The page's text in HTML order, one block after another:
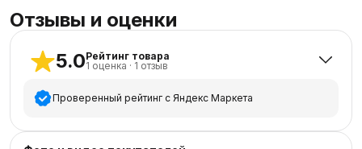
Отзывы и оценки
5.0Рейтинг товара
1 оценка · 1 отзыв
Проверенный рейтинг с Яндекс Маркета
5 звёзд
1